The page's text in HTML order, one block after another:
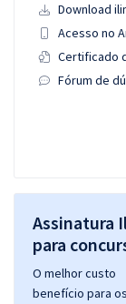
Download
Acesso no
Certificado
Fórum de
Assinatura
para
O melhor custo
benefício para